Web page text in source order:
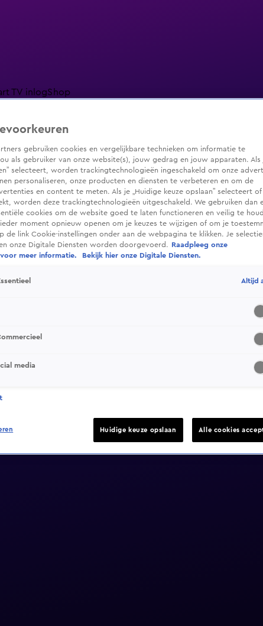
TV inlogShop
LivestreamsShop
17
gebruiken cookies en vergelijkbare technieken om informatie te
als gebruiker van onze website(s), jouw gedrag en jouw apparaten. Als
selecteert, worden trackingtechnologieën ingeschakeld om onze
personaliseren, onze producten en diensten te verbeteren en om de
en content te meten. Als je „Huidige keuze opslaan” selecteert of
worden deze trackingtechnologieën uitgeschakeld. We gebruiken dan
cookies om de website goed te laten functioneren en veilig te
moment opnieuw openen om je keuzes te wijzigen of om je
de link Cookie-instellingen onder aan de webpagina te klikken. Je
onze Digitale Diensten worden doorgevoerd.
Raadpleeg onze
meer informatie.
Bekijk hier onze Digitale Diensten.
Altijd
media
Huidige keuze opslaan Alle cookies